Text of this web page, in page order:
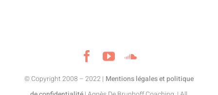
© Copyright 2008 – 2022 | Mentions légales et politique